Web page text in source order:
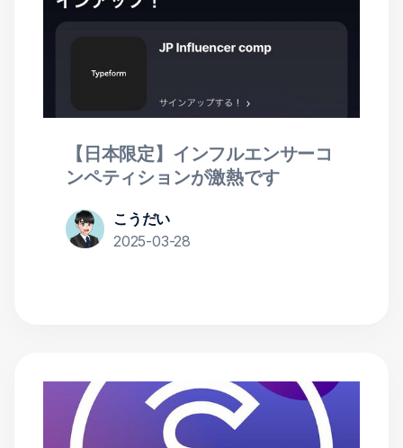
【日本限定】インフルエンサーコ
ンペティションが激熱です
こうだい
2025-03-28